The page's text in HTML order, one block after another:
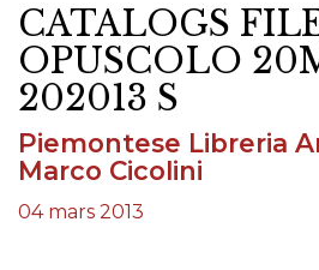
CATALOGS
OPUSCOLO
202013 S
Piemontese Libreria
Marco Cicolini
04 mars 2013